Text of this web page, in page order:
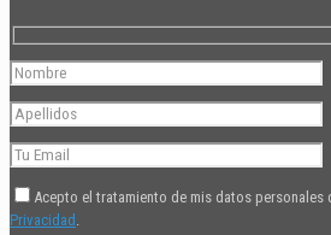
Acepto el tratamiento de mis datos personales
Privacidad .